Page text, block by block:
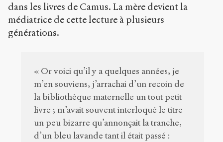
dans les livres de Camus. La mère devient la
médiatrice de cette lecture à plusieurs
générations.
« Or voici qu’il y a quelques années, je
m’en souviens, j’arrachai d’un recoin de
la bibliothèque maternelle un tout petit
livre ; m’avait souvent interloqué le titre
un peu bizarre qu’annonçait la tranche,
d’un bleu lavande tant il était passé :